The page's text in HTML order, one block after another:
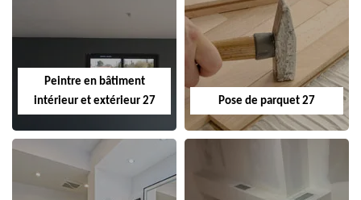
Peintre en bâtiment
intérieur et extérieur 27
Pose de parquet 27